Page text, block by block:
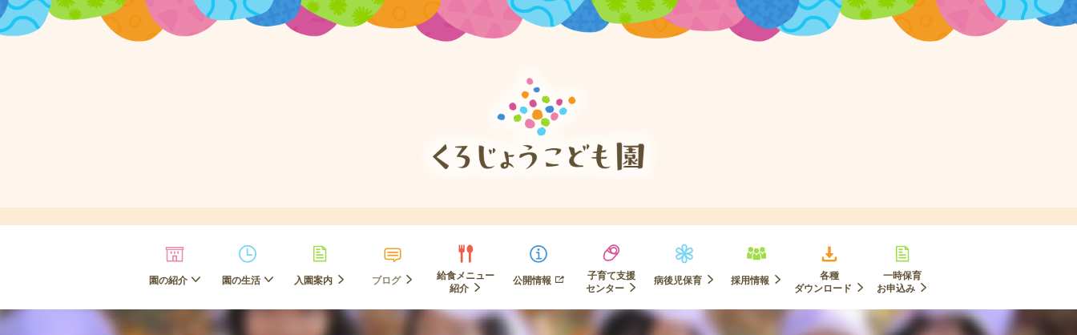
園の紹介 園の生活 入園案内 ブログ
給食メニュー
紹介
公開情報
子育て支援
センター
病後児保育 採用情報
各種
ダウンロード
一時保育
お申込み